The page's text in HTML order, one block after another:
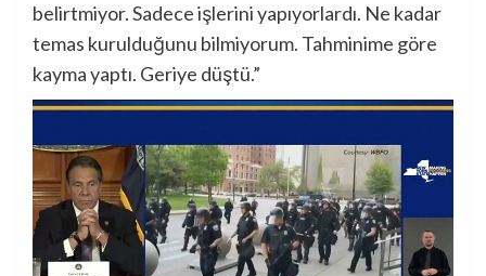
belirtmiyor. Sadece işlerini yapıyorlardı. Ne kadar
temas kurulduğunu bilmiyorum. Tahminime göre
kayma yaptı. Geriye düştü.”